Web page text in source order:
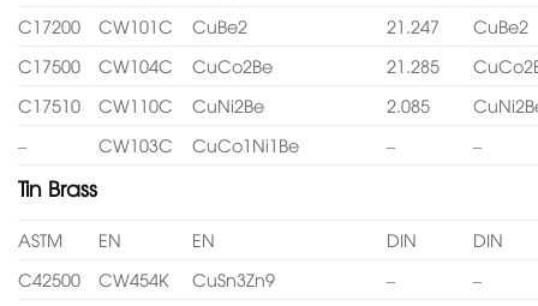
C17200
CW101C CuBe2 21.247
CuBe2
C17500
CW104C CuCo2Be 21.285
C17510
CW110C CuNi2Be 2.085
–
CW103C CuCo1Ni1Be – –
Tin Brass
ASTM EN EN DIN
DIN
C42500
CW454K CuSn3Zn9 –
–